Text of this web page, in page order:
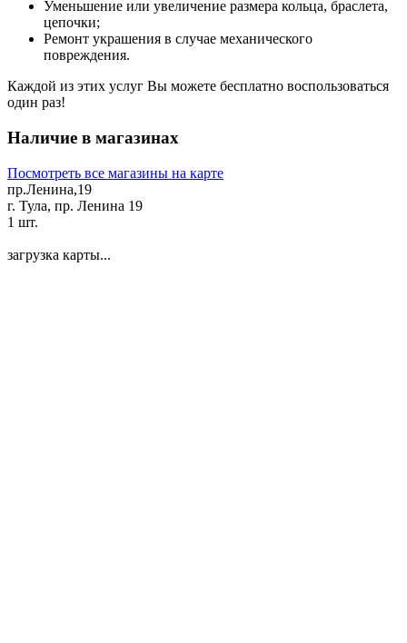
Уменьшение или увеличение размера кольца, браслета,
цепочки;
Ремонт украшения в случае механического
повреждения.
Каждой из этих услуг Вы можете бесплатно воспользоваться
один раз!
Наличие в магазинах
Посмотреть все магазины на карте
пр.Ленина,19
г. Тула, пр. Ленина 19
1 шт.
загрузка карты...